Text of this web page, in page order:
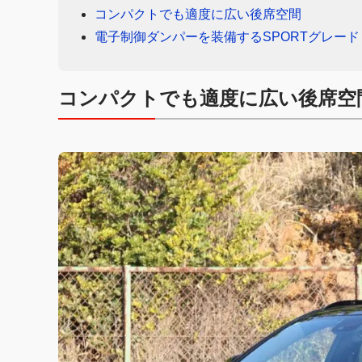
コンパクトでも適度に広い後席空間
電子制御ダンパーを装備するSPORTグレード
コンパクトでも適度に広い後席空